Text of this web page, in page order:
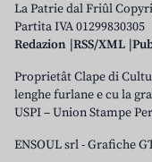
La Patrie dal Friûl
Partita IVA 01299830305
Redazion RSS/XML
Proprietât Clape di
lenghe furlane e cu la
USPI – Union Stampe
ENSOUL srl-Grafiche